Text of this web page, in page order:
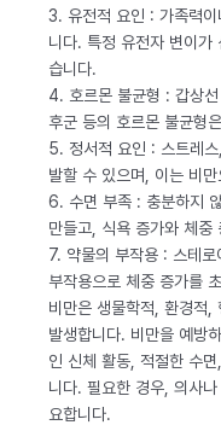
3. 유전적 요인 : 가족력
니다. 특정 유전자 변이가
습니다.
4. 호르몬 불균형 : 갑상
후군 등의 호르몬 불균형
5. 정서적 요인 : 스트레
발할 수 있으며, 이는 비
6. 수면 부족 : 충분하지
만들고, 식욕 증가와 체중
7. 약물의 부작용 : 스테
부작용으로 체중 증가를
비만은 생물학적, 환경적,
발생합니다. 비만을 예방
인 신체 활동, 적절한 수
니다. 필요한 경우, 의사
요합니다.